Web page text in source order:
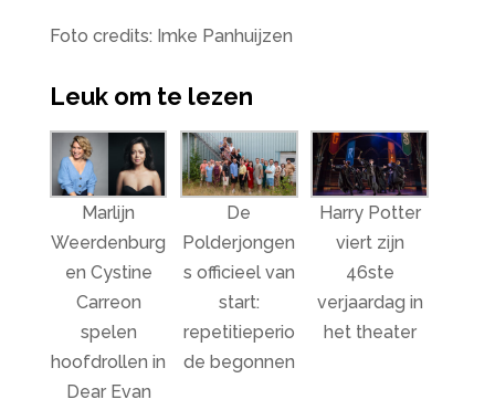
Foto credits: Imke Panhuijzen
Leuk om te lezen
Marlijn
Weerdenburg
en Cystine
Carreon
spelen
hoofdrollen in
Dear Evan
De
Polderjongen
s officieel van
start:
repetitieperio
de begonnen
Harry Potter
viert zijn
46ste
verjaardag in
het theater